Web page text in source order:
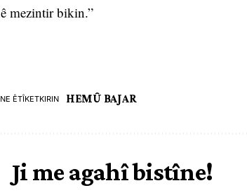
mezintir bikin.”
ÊTÎKETKIRIN HEMÛ BAJAR
Ji me agahî bistîne!